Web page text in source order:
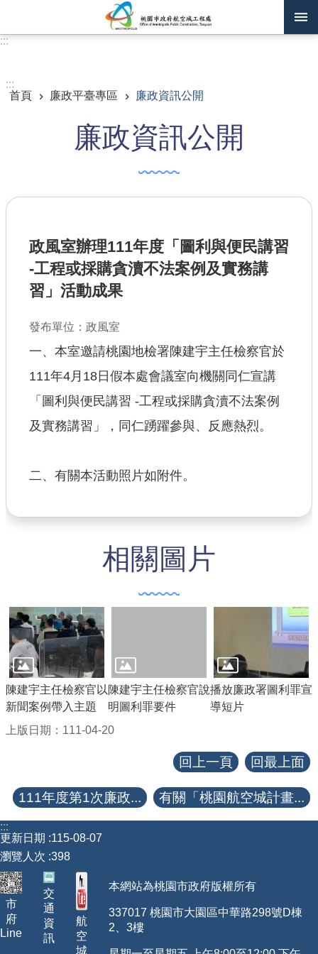
業務資訊
政府公開資訊
廉政平臺專區
查估
工程
常見問答
【隱私權政策】
【政府網站資料開放宣告】
:::
:::
首頁
廉政平臺專區 廉政資訊公開
廉政資訊公開
政風室辦理111年度「圖利與便民講習
-工程或採購貪瀆不法案例及實務講
習」活動成果
發布單位：政風室
一、本室邀請桃園地檢署陳建宇主任檢察官於
111年4月18日假本處會議室向機關同仁宣講
「圖利與便民講習 -工程或採購貪瀆不法案例
及實務講習」，同仁踴躍參與、反應熱烈。
二、有關本活動照片如附件。
相關圖片
陳建宇主任檢察官以
新聞案例帶入主題
陳建宇主任檢察官說
明圖利罪要件
播放廉政署圖利罪宣
導短片
上版日期：111-04-20
回上一頁 回最上面
111年度第1次廉政... 有關「桃園航空城計畫...
:::
更新日期
115-08-07
瀏覽人次 398
市
府
Line
交
通
資
訊
航
空
城
本網站為桃園市政府版權所有
337017 桃園市大園區中華路298號D棟
2、3樓